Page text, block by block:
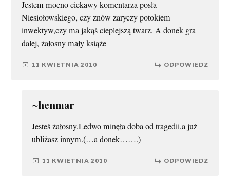
Jestem mocno ciekawy komentarza posła
Niesiołowskiego, czy znów zaryczy potokiem
inwektyw,czy ma jakąś cieplejszą twarz. A donek gra
dalej, żałosny mały książe
11 KWIETNIA 2010 ODPOWIEDZ
~henmar
Jesteś żałosny.Ledwo minęła doba od tragedii,a już
ubliżasz innym.(…a donek…….)
11 KWIETNIA 2010 ODPOWIEDZ